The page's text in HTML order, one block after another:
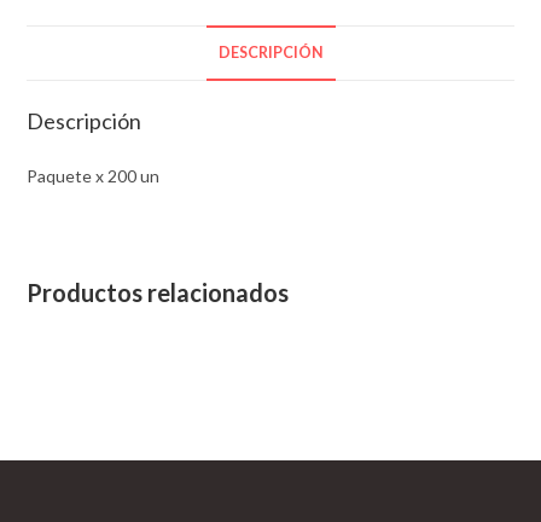
DESCRIPCIÓN
Descripción
Paquete x 200 un
Productos relacionados